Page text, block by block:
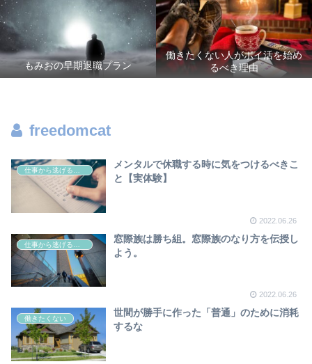
もみおの早期退職プラン
働きたくない人がポイ活を始め
るべき理由
freedomcat
メンタルで休職する時に気をつけるべきこ
と【実体験】
2022.06.26
窓際族は勝ち組。窓際族のなり方を伝授し
よう。
2022.06.26
働きたくない
世間が勝手に作った「普通」のために消耗
するな